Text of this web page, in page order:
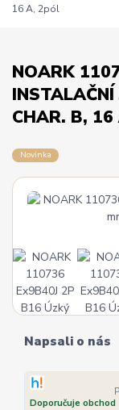
16 A, 2pól
NOARK
CHAR. B,
Novinka
Napsali o nás
Doporučuje obchod